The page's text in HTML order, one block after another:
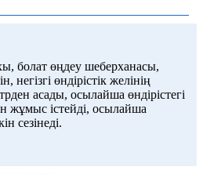
болат өңдеу шеберханасы,
негізгі өндірістік желінің
асады, осылайша өндірістегі
жұмыс істейді, осылайша
сезінеді.